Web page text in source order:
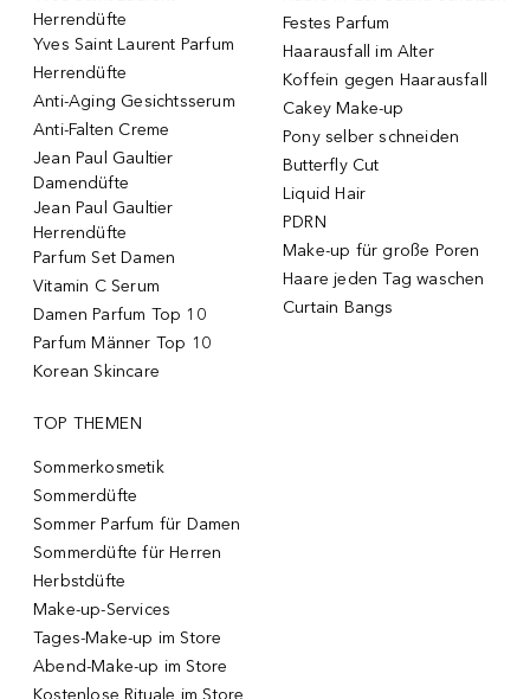
Herrendüfte
Yves Saint Laurent Parfum
Herrendüfte
Anti-Aging Gesichtsserum
Anti-Falten Creme
Jean Paul Gaultier
Damendüfte
Jean Paul Gaultier
Herrendüfte
Parfum Set Damen
Vitamin C Serum
Damen Parfum Top 10
Parfum Männer Top 10
Korean Skincare
Festes Parfum
Haarausfall im Alter
Koffein gegen Haarausfall
Cakey Make-up
Pony selber schneiden
Butterfly Cut
Liquid Hair
PDRN
Make-up für große Poren
Haare jeden Tag waschen
Curtain Bangs
TOP THEMEN
Sommerkosmetik
Sommerdüfte
Sommer Parfum für Damen
Sommerdüfte für Herren
Herbstdüfte
Make-up-Services
Tages-Make-up im Store
Abend-Make-up im Store
Kostenlose Rituale im Store